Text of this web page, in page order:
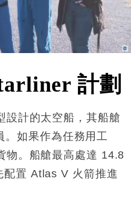
計劃
設計的太空船，其船艙
如果作為任務用工
物。船艙最高處達 14.8
置 Atlas V 火箭推進